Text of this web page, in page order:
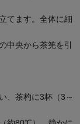
てます。全体に細
中央から茶筅を引
、茶杓に3杯（3～